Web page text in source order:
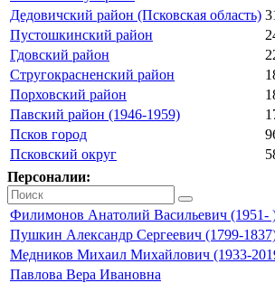
Дедовичский район (Псковская область)
Пустошкинский район
Гдовский район
Стругокрасненский район
Порховский район
Павский район (1946-1959)
Псков город
Псковский округ
Персоналии:
Филимонов Анатолий Васильевич (1951-
Пушкин Александр Сергеевич (1799-
Медников Михаил Михайлович (1933-
Павлова Вера Ивановна